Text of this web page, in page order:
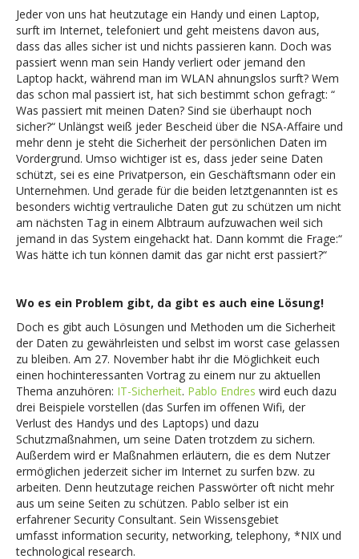
Jeder von uns hat heutzutage ein Handy und einen Laptop,
surft im Internet, telefoniert und geht meistens davon aus,
dass das alles sicher ist und nichts passieren kann. Doch was
passiert wenn man sein Handy verliert oder jemand den
Laptop hackt, während man im WLAN ahnungslos surft? Wem
das schon mal passiert ist, hat sich bestimmt schon gefragt: “
Was passiert mit meinen Daten? Sind sie überhaupt noch
sicher?“ Unlängst weiß jeder Bescheid über die NSA-Affaire und
mehr denn je steht die Sicherheit der persönlichen Daten im
Vordergrund. Umso wichtiger ist es, dass jeder seine Daten
schützt, sei es eine Privatperson, ein Geschäftsmann oder ein
Unternehmen. Und gerade für die beiden letztgenannten ist es
besonders wichtig vertrauliche Daten gut zu schützen um nicht
am nächsten Tag in einem Albtraum aufzuwachen weil sich
jemand in das System eingehackt hat. Dann kommt die Frage:“
Was hätte ich tun können damit das gar nicht erst passiert?“
Wo es ein Problem gibt, da gibt es auch eine Lösung!
Doch es gibt auch Lösungen und Methoden um die Sicherheit
der Daten zu gewährleisten und selbst im worst case gelassen
zu bleiben. Am 27. November habt ihr die Möglichkeit euch
einen hochinteressanten Vortrag zu einem nur zu aktuellen
Thema anzuhören: IT-Sicherheit. Pablo Endres wird euch dazu
drei Beispiele vorstellen (das Surfen im offenen Wifi, der
Verlust des Handys und des Laptops) und dazu
Schutzmaßnahmen, um seine Daten trotzdem zu sichern.
Außerdem wird er Maßnahmen erläutern, die es dem Nutzer
ermöglichen jederzeit sicher im Internet zu surfen bzw. zu
arbeiten. Denn heutzutage reichen Passwörter oft nicht mehr
aus um seine Seiten zu schützen. Pablo selber ist ein
erfahrener Security Consultant. Sein Wissensgebiet
umfasst information security, networking, telephony, *NIX und
technological research.